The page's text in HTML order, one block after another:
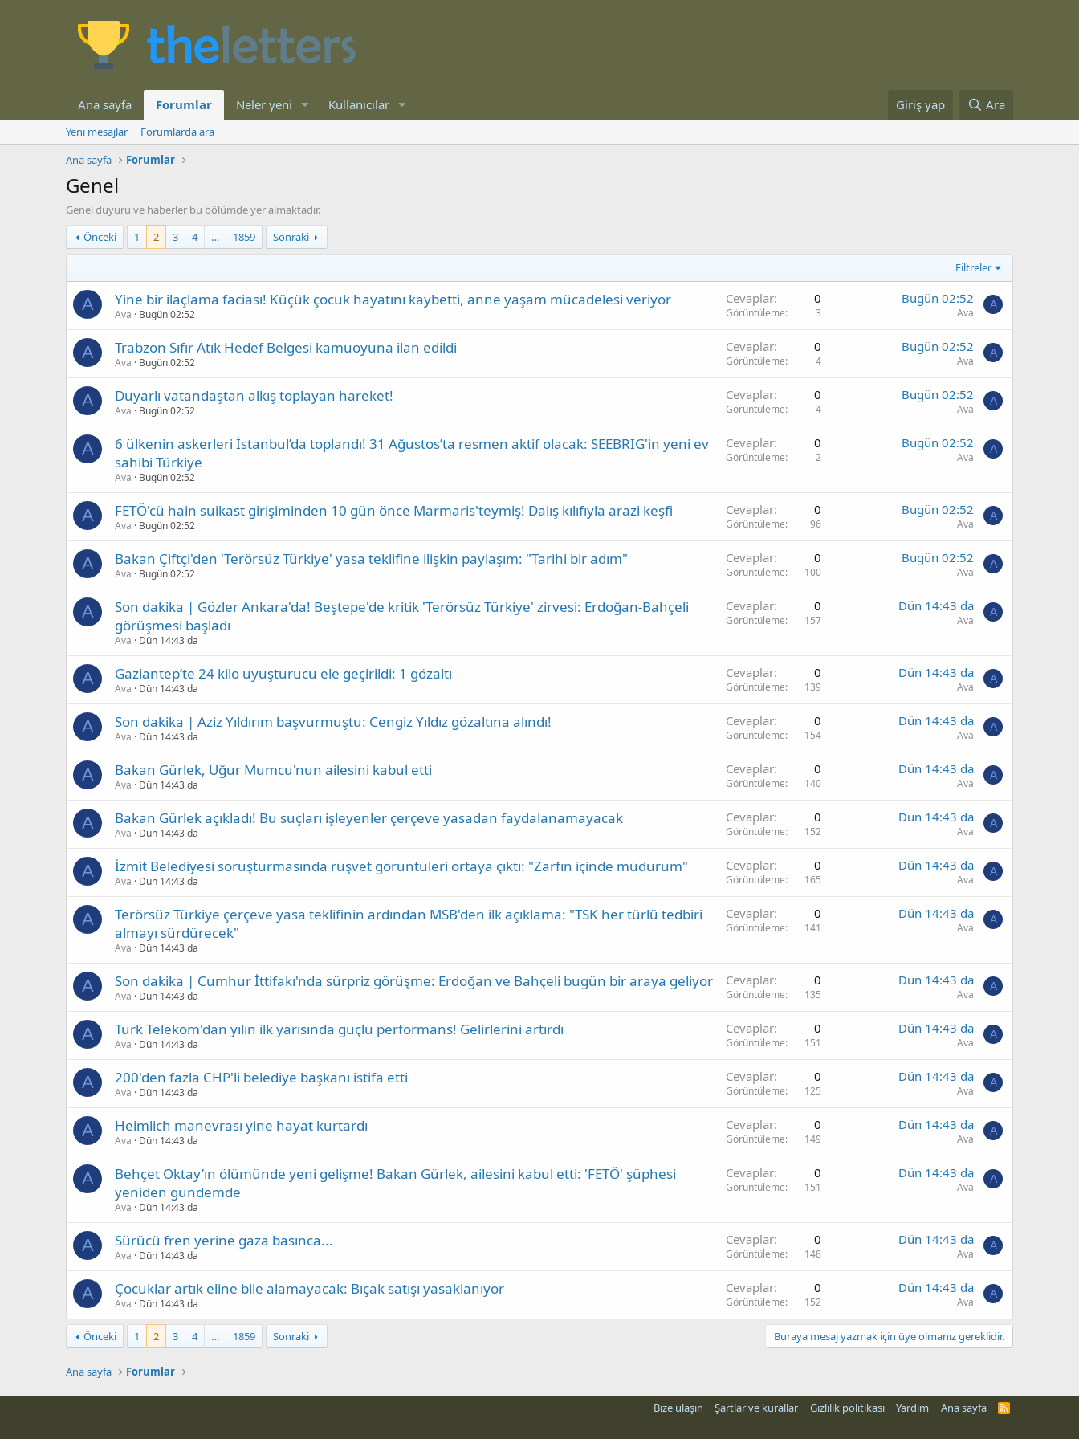
Ana sayfa Forumlar Neler yeni Kullanıcılar Giriş yap Ara
Yeni mesajlar
Forumlarda ara
Ana sayfa
Forumlar
Genel
Genel duyuru ve haberler bu bölümde yer almaktadır.
Önceki
1 2 3 4 … 1859 Sonraki
Filtreler
A Yine bir ilaçlama faciası! Küçük çocuk hayatını kaybetti, anne yaşam mücadelesi veriyor
Ava Bugün 02:52
Cevaplar 0
Görüntüleme 3
Bugün 02:52
Ava
A
A Trabzon Sıfır Atık Hedef Belgesi kamuoyuna ilan edildi
Ava Bugün 02:52
Cevaplar 0
Görüntüleme 4
Bugün 02:52
Ava
A
A Duyarlı vatandaştan alkış toplayan hareket!
Ava Bugün 02:52
Cevaplar 0
Görüntüleme 4
Bugün 02:52
Ava
A
A
6 ülkenin askerleri İstanbul’da toplandı! 31 Ağustos’ta resmen aktif olacak: SEEBRIG'in yeni ev
sahibi Türkiye
Ava Bugün 02:52
Cevaplar 0
Görüntüleme 2
Bugün 02:52
Ava
A
A FETÖ'cü hain suikast girişiminden 10 gün önce Marmaris'teymiş! Dalış kılıfıyla arazi keşfi
Ava Bugün 02:52
Cevaplar 0
Görüntüleme 96
Bugün 02:52
Ava
A
A Bakan Çiftçi'den 'Terörsüz Türkiye' yasa teklifine ilişkin paylaşım: "Tarihi bir adım"
Ava Bugün 02:52
Cevaplar 0
Görüntüleme 100
Bugün 02:52
Ava
A
A
Son dakika | Gözler Ankara'da! Beştepe'de kritik 'Terörsüz Türkiye' zirvesi: Erdoğan-Bahçeli
görüşmesi başladı
Ava Dün 14:43 da
Cevaplar 0
Görüntüleme 157
Dün 14:43 da
Ava
A
A Gaziantep’te 24 kilo uyuşturucu ele geçirildi: 1 gözaltı
Ava Dün 14:43 da
Cevaplar 0
Görüntüleme 139
Dün 14:43 da
Ava
A
A Son dakika | Aziz Yıldırım başvurmuştu: Cengiz Yıldız gözaltına alındı!
Ava Dün 14:43 da
Cevaplar 0
Görüntüleme 154
Dün 14:43 da
Ava
A
A Bakan Gürlek, Uğur Mumcu'nun ailesini kabul etti
Ava Dün 14:43 da
Cevaplar 0
Görüntüleme 140
Dün 14:43 da
Ava
A
A Bakan Gürlek açıkladı! Bu suçları işleyenler çerçeve yasadan faydalanamayacak
Ava Dün 14:43 da
Cevaplar 0
Görüntüleme 152
Dün 14:43 da
Ava
A
A İzmit Belediyesi soruşturmasında rüşvet görüntüleri ortaya çıktı: "Zarfın içinde müdürüm"
Ava Dün 14:43 da
Cevaplar 0
Görüntüleme 165
Dün 14:43 da
Ava
A
A
Terörsüz Türkiye çerçeve yasa teklifinin ardından MSB'den ilk açıklama: "TSK her türlü tedbiri
almayı sürdürecek"
Ava Dün 14:43 da
Cevaplar 0
Görüntüleme 141
Dün 14:43 da
Ava
A
A Son dakika | Cumhur İttifakı'nda sürpriz görüşme: Erdoğan ve Bahçeli bugün bir araya geliyor
Ava Dün 14:43 da
Cevaplar 0
Görüntüleme 135
Dün 14:43 da
Ava
A
A Türk Telekom'dan yılın ilk yarısında güçlü performans! Gelirlerini artırdı
Ava Dün 14:43 da
Cevaplar 0
Görüntüleme 151
Dün 14:43 da
Ava
A
A 200'den fazla CHP'li belediye başkanı istifa etti
Ava Dün 14:43 da
Cevaplar 0
Görüntüleme 125
Dün 14:43 da
Ava
A
A Heimlich manevrası yine hayat kurtardı
Ava Dün 14:43 da
Cevaplar 0
Görüntüleme 149
Dün 14:43 da
Ava
A
A
Behçet Oktay’ın ölümünde yeni gelişme! Bakan Gürlek, ailesini kabul etti: 'FETÖ' şüphesi
yeniden gündemde
Ava Dün 14:43 da
Cevaplar 0
Görüntüleme 151
Dün 14:43 da
Ava
A
A Sürücü fren yerine gaza basınca...
Ava Dün 14:43 da
Cevaplar 0
Görüntüleme 148
Dün 14:43 da
Ava
A
A Çocuklar artık eline bile alamayacak: Bıçak satışı yasaklanıyor
Ava Dün 14:43 da
Cevaplar 0
Görüntüleme 152
Dün 14:43 da
Ava
A
Önceki 1 2 3 4 … 1859 Sonraki Buraya mesaj yazmak için üye olmanız gereklidir.
Ana sayfa Forumlar
Bize ulaşın Şartlar ve kurallar Gizlilik politikası Yardım Ana sayfa
R